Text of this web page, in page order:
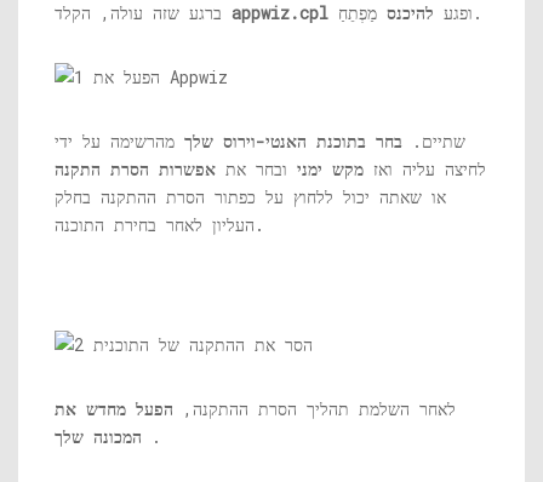
appwiz.cpl ופגע להיכנס מַפְתֵחַ.
שתיים. בחר בתוכנת האנטי-וירוס שלך מהרשימה על ידי
לחיצה עליה ואז מקש ימני ובחר את אפשרות הסרת התקנה
או שאתה יכול ללחוץ על כפתור הסרת ההתקנה בחלק
העליון לאחר בחירת התוכנה.
לאחר השלמת תהליך הסרת ההתקנה, הפעל מחדש את
המכונה שלך .